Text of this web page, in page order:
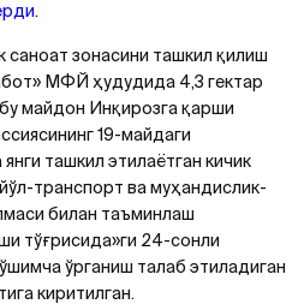
.
саноат зонасини ташкил қилиш
МФЙ ҳудудида 4,3 гектар
майдон Инқирозга қарши
19-майдаги
ташкил этилаётган кичик
транспорт ва муҳандислик-
билан таъминлаш
тўғрисида»ги 24-сонли
ўрганиш талаб этиладиган
киритилган.